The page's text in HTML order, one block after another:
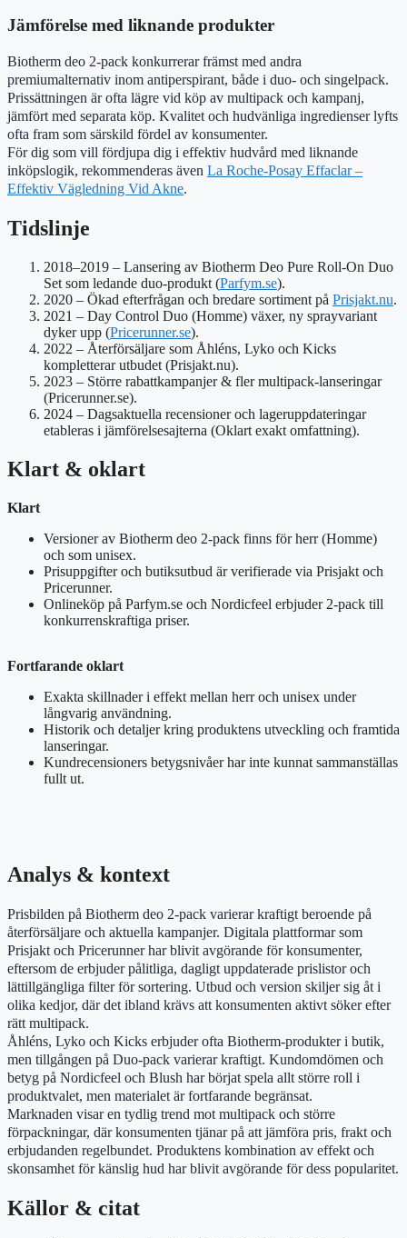
Jämförelse med liknande produkter
Biotherm deo 2-pack konkurrerar främst med andra
premiumalternativ inom antiperspirant, både i duo- och singelpack.
Prissättningen är ofta lägre vid köp av multipack och kampanj,
jämfört med separata köp. Kvalitet och hudvänliga ingredienser lyfts
ofta fram som särskild fördel av konsumenter.
För dig som vill fördjupa dig i effektiv hudvård med liknande
inköpslogik, rekommenderas även La Roche-Posay Effaclar –
Effektiv Vägledning Vid Akne.
Tidslinje
2018–2019 – Lansering av Biotherm Deo Pure Roll-On Duo
Set som ledande duo-produkt (Parfym.se).
2020 – Ökad efterfrågan och bredare sortiment på Prisjakt.nu.
2021 – Day Control Duo (Homme) växer, ny sprayvariant
dyker upp (Pricerunner.se).
2022 – Återförsäljare som Åhléns, Lyko och Kicks
kompletterar utbudet (Prisjakt.nu).
2023 – Större rabattkampanjer & fler multipack-lanseringar
(Pricerunner.se).
2024 – Dagsaktuella recensioner och lageruppdateringar
etableras i jämförelsesajterna (Oklart exakt omfattning).
Klart & oklart
Klart
Versioner av Biotherm deo 2-pack finns för herr (Homme)
och som unisex.
Prisuppgifter och butiksutbud är verifierade via Prisjakt och
Pricerunner.
Onlineköp på Parfym.se och Nordicfeel erbjuder 2-pack till
konkurrenskraftiga priser.
Fortfarande oklart
Exakta skillnader i effekt mellan herr och unisex under
långvarig användning.
Historik och detaljer kring produktens utveckling och framtida
lanseringar.
Kundrecensioners betygsnivåer har inte kunnat sammanställas
fullt ut.
Analys & kontext
Prisbilden på Biotherm deo 2-pack varierar kraftigt beroende på
återförsäljare och aktuella kampanjer. Digitala plattformar som
Prisjakt och Pricerunner har blivit avgörande för konsumenter,
eftersom de erbjuder pålitliga, dagligt uppdaterade prislistor och
lättillgängliga filter för sortering. Utbud och version skiljer sig åt i
olika kedjor, där det ibland krävs att konsumenten aktivt söker efter
rätt multipack.
Åhléns, Lyko och Kicks erbjuder ofta Biotherm-produkter i butik,
men tillgången på Duo-pack varierar kraftigt. Kundomdömen och
betyg på Nordicfeel och Blush har börjat spela allt större roll i
produktvalet, men materialet är fortfarande begränsat.
Marknaden visar en tydlig trend mot multipack och större
förpackningar, där konsumenten tjänar på att jämföra pris, frakt och
erbjudanden regelbundet. Produktens kombination av effekt och
skonsamhet för känslig hud har blivit avgörande för dess popularitet.
Källor & citat